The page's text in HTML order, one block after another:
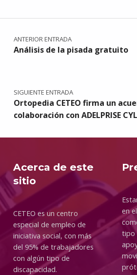
Navegación de entradas
ANTERIOR ENTRADA
Análisis de la pisada gratuito
SIGUIENTE ENTRADA
Ortopedia CETEO firma un
colaboración con ADELPRISE CYL
Acerca de este
sitio
CETEO es un centro
especial de empleo de
iniciativa social, con más
del 95% de trabajadores
con algún tipo de
discapacidad.
en
tipo